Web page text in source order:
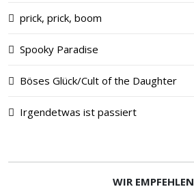
prick, prick, boom
Spooky Paradise
Böses Glück/Cult of the Daughter
Irgendetwas ist passiert
WIR EMPFEHLEN